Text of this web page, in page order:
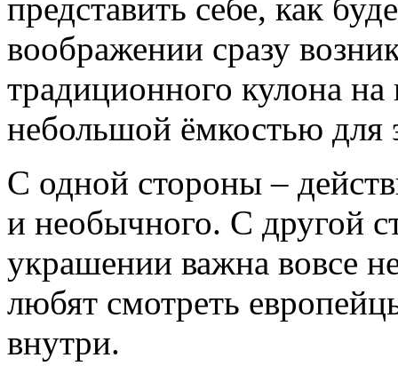
представить себе, как
воображении сразу
традиционного кулона
небольшой ёмкостью для
С одной стороны –
и необычного. С другой
украшении важна вовсе
любят смотреть
внутри.